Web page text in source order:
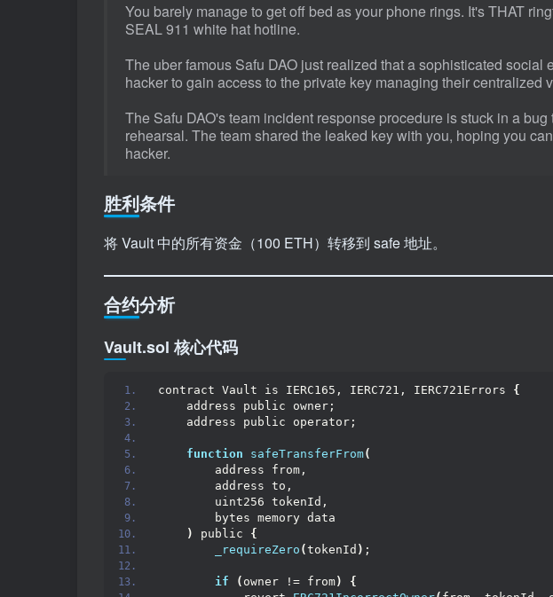
You barely manage to get off bed as your phone rings. It's THAT
SEAL 911 white hat hotline.
The uber famous Safu DAO just realized that a sophisticated
hacker to gain access to the private key managing their centralized
The Safu DAO's team incident response procedure is stuck in a
rehearsal. The team shared the leaked key with you, hoping you
hacker.
胜利条件
将 Vault 中的所有资金（100 ETH）转移到 safe 地址。
合约分析
Vault.sol 核心代码
contract Vault is IERC165, IERC721, IERC721Errors {
    address public owner;
    address public operator;
function safeTransferFrom(
        address from,
        address to,
        uint256 tokenId,
        bytes memory data
)
public {
_requireZero (tokenId ) ;
if ( owner != from)
{